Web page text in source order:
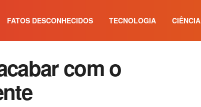
FATOS DESCONHECIDOS TECNOLOGIA CIÊNCIA
com o